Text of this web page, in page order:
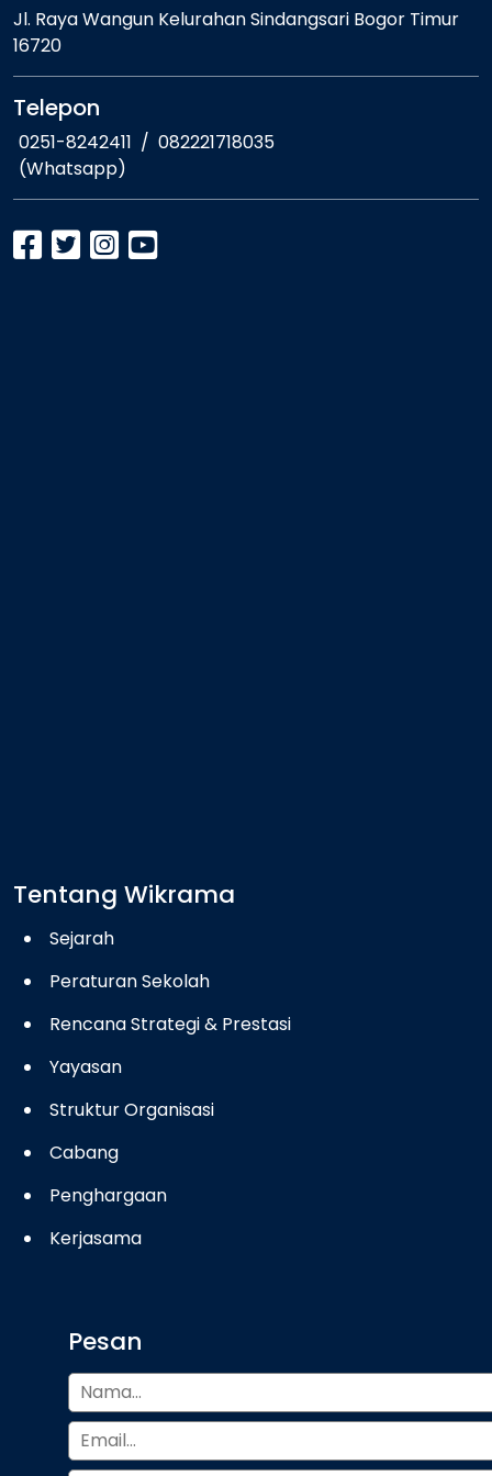
Jl. Raya Wangun Kelurahan Sindangsari Bogor Timur
16720
Telepon
0251-8242411 / 082221718035
(Whatsapp)
Tentang Wikrama
Sejarah
Peraturan Sekolah
Rencana Strategi & Prestasi
Yayasan
Struktur Organisasi
Cabang
Penghargaan
Kerjasama
Pesan